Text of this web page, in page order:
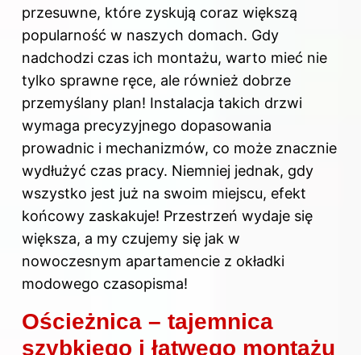
przesuwne, które zyskują coraz większą
popularność w naszych domach. Gdy
nadchodzi czas ich montażu, warto mieć nie
tylko sprawne ręce, ale również dobrze
przemyślany plan! Instalacja takich drzwi
wymaga precyzyjnego dopasowania
prowadnic i mechanizmów, co może znacznie
wydłużyć czas pracy. Niemniej jednak, gdy
wszystko jest już na swoim miejscu, efekt
końcowy zaskakuje! Przestrzeń wydaje się
większa, a my czujemy się jak w
nowoczesnym apartamencie z okładki
modowego czasopisma!
Ościeżnica – tajemnica
szybkiego i łatwego montażu